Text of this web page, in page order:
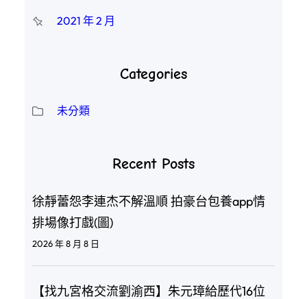
2021 年 2 月
Categories
未分類
Recent Posts
徐靜蕾怨李連杰不解溫順 拍豪台包養app情
排場像打戲(圖)
2026 年 8 月 8 日
【找九宮格交流劉渝西】朱元璋給歷代16位